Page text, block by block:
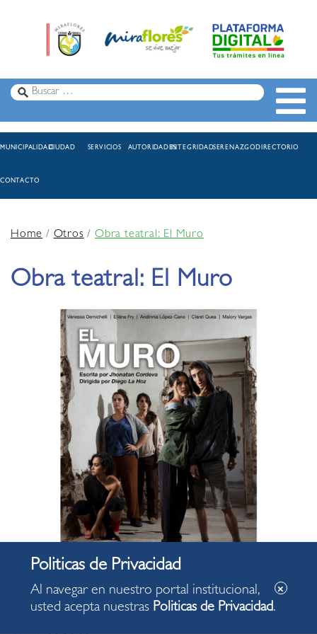
MUNICIPALIDADCIUDAD SERVICIOS AUTORIDADESINTEGRIDADSERENAZGODIRECTORIO
CONTACTO
Home/Otros/Obra teatral: El Muro
Obra teatral: El Muro
Al navegar en nuestro portal institucional,
usted acepta nuestras Politicas de Privacidad.